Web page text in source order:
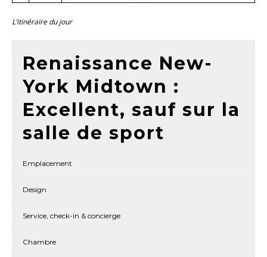
L’itinéraire du jour
Renaissance New-
York Midtown :
Excellent, sauf sur la
salle de sport
Emplacement
Design
Service, check-in & concierge
Chambre